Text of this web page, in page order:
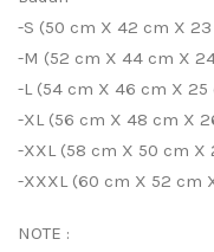
-S (50 cm X 42 cm X
-M (52 cm X 44 cm X
-L (54 cm X 46 cm X
-XL (56 cm X 48 cm X
-XXL (58 cm X 50 cm X
-XXXL (60 cm X 52 cm
NOTE :